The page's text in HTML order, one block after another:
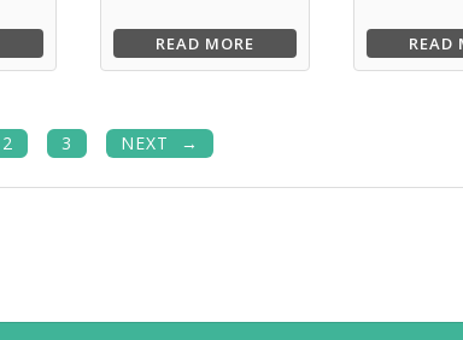
READ MORE READ
2 3 NEXT